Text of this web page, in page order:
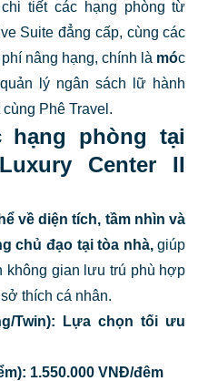
tiết các hạng phòng từ
Suite đẳng cấp, cùng các
nâng hạng, chính là móc
lý ngân sách lữ hành
Phê Travel.
hạng phòng tại
Center II
về diện tích, tầm nhìn và
chủ đạo tại tòa nhà,giúp
không gian lưu trú phù hợp
thích cá nhân.
Twin): Lựa chọn tối ưu
1.550.000 VNĐ/đêm